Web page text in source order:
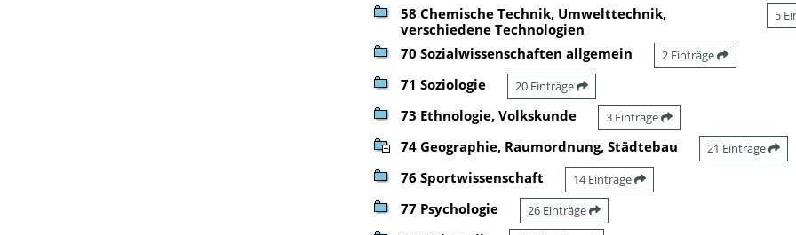
58 Chemische Technik, Umwelttechnik,
verschiedene Technologien
5
70 Sozialwissenschaften allgemein 2 Einträge
71 Soziologie 20 Einträge
73 Ethnologie, Volkskunde 3 Einträge
74 Geographie, Raumordnung, Städtebau 21 Einträge
76 Sportwissenschaft 14 Einträge
77 Psychologie 26 Einträge